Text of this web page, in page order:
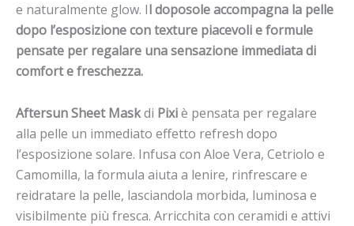
e naturalmente glow. Il doposole accompagna la pelle
dopo l’esposizione con texture piacevoli e formule
pensate per regalare una sensazione immediata di
comfort e freschezza.
Aftersun Sheet Maskdi Pixiè pensata per regalare
alla pelle un immediato effetto refresh dopo
l’esposizione solare. Infusa con Aloe Vera, Cetriolo e
Camomilla, la formula aiuta a lenire, rinfrescare e
reidratare la pelle, lasciandola morbida, luminosa e
visibilmente più fresca. Arricchita con ceramidi e attivi